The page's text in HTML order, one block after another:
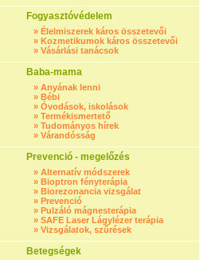
Fogyasztóvédelem
» Élelmiszerek káros összetevői
» Kozmetikumok káros összetevői
» Vásárlási tanácsok
Baba-mama
» Anyának lenni
» Bébi
» Óvodások, iskolások
» Termékismertető
» Tudományos hírek
» Várandósság
Prevenció - megelőzés
» Alternatív módszerek
» Bioptron fényterápia
» Biorezonancia vizsgálat
» Prevenció
» Pulzáló mágnesterápia
» SAFE Laser Lágylézer terápia
» Vizsgálatok, szűrések
Betegségek